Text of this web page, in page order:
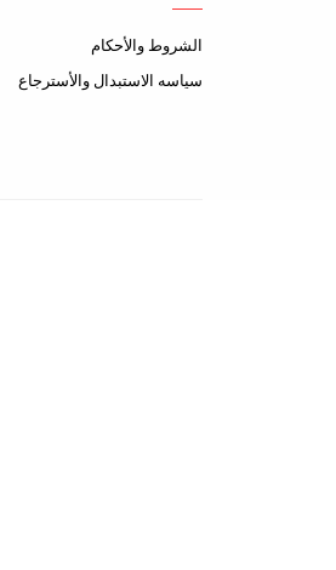
الشروط والأحكام
سياسه الاستبدال والأسترجاع